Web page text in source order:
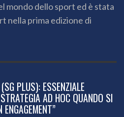
mondo dello sport ed è stata
nella prima edizione di
PLUS): ESSENZIALE
AD HOC QUANDO SI